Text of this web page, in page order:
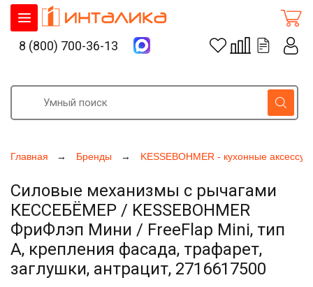
Главная Бренды KESSEBOHMER - кухонные
Силовые механизмы с рычагами
КЕССЕБЁМЕР / KESSEBOHMER
ФриФлэп Мини / FreeFlap Mini, тип
A, крепления фасада, трафарет,
заглушки, антрацит, 2716617500
8 (800) 700-36-13